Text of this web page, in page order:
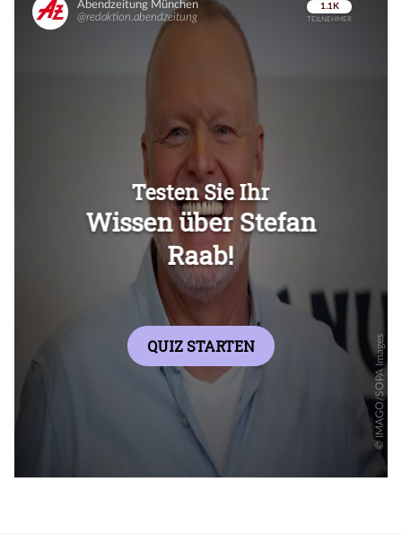
Überspringen
Überspringen